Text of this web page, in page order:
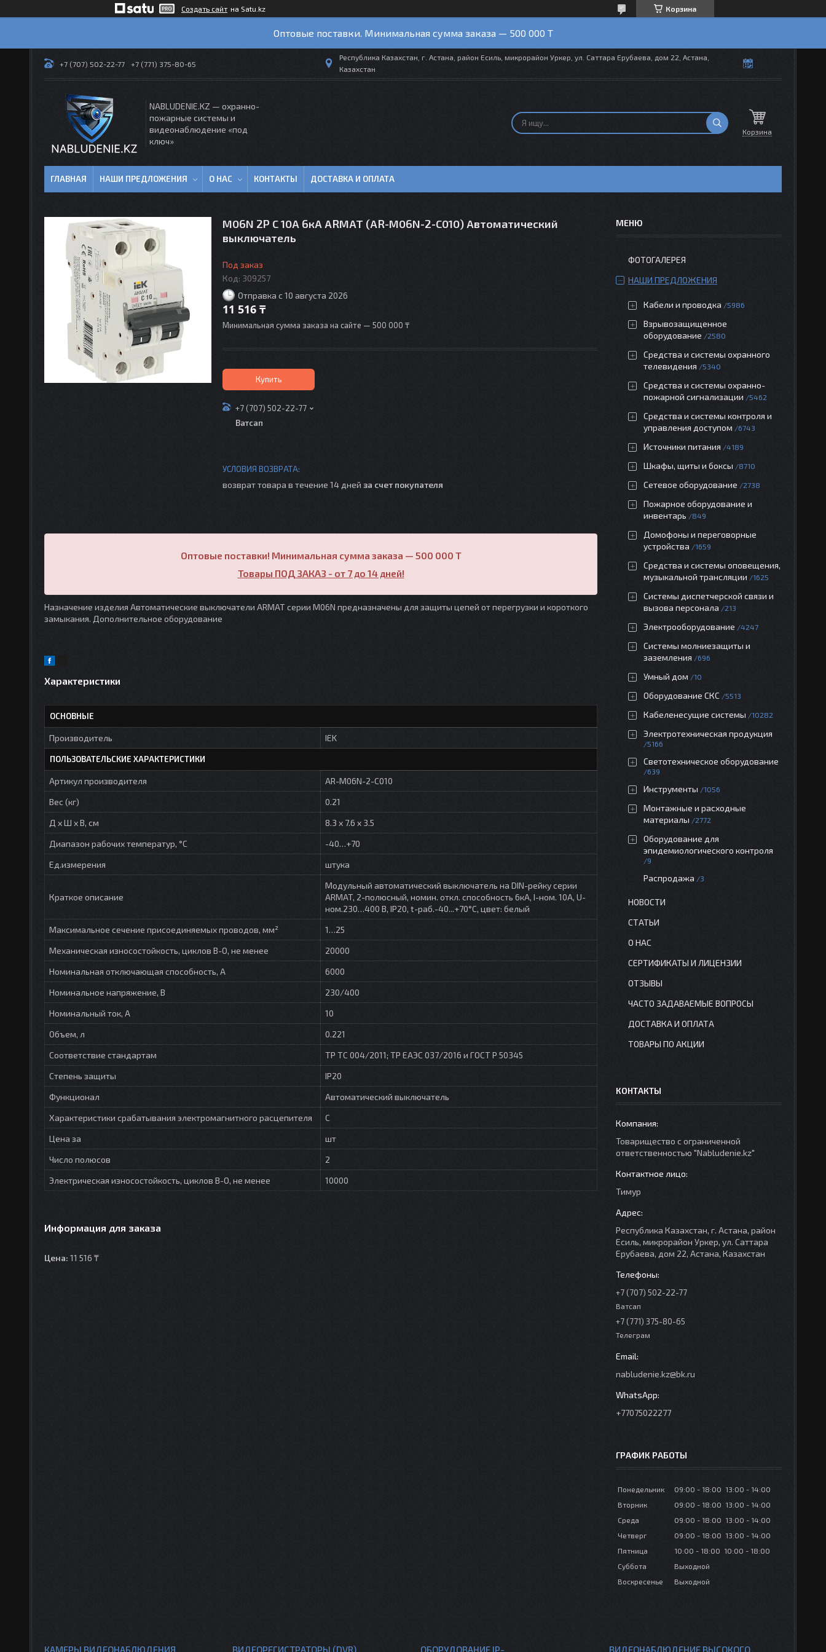
Создать сайт на Satu.kz Корзина
Оптовые поставки. Минимальная сумма заказа — 500 000 T
+7 (707) 502-22-77 +7 (771) 375-80-65
Республика Казахстан, г. Астана, район Есиль, микрорайон Уркер, ул. Саттара Ерубаева, дом 22, Астана,
Казахстан
NABLUDENIE.KZ — охранно-
пожарные системы и
видеонаблюдение «под
ключ»
Корзина
ГЛАВНАЯ НАШИ ПРЕДЛОЖЕНИЯ О НАС КОНТАКТЫ ДОСТАВКА И ОПЛАТА
M06N 2P C 10А 6кА ARMAT (AR-M06N-2-C010) Автоматический
выключатель
Под заказ
Код: 309257
Отправка с 10 августа 2026
11 516 ₸
Минимальная сумма заказа на сайте — 500 000 ₸
Купить
+7 (707) 502-22-77
Ватсап
возврат товара в течение 14 дней за счет покупателя
Оптовые поставки! Минимальная сумма заказа — 500 000 T
Товары ПОД ЗАКАЗ - от 7 до 14 дней!
Назначение изделия Автоматические выключатели ARMAT серии M06N предназначены для защиты цепей от перегрузки и короткого
замыкания. Дополнительное оборудование
Характеристики
ОСНОВНЫЕ
Производитель IEK
ПОЛЬЗОВАТЕЛЬСКИЕ ХАРАКТЕРИСТИКИ
Артикул производителя
AR-M06N-2-C010
Вес (кг)
0.21
Д х Ш х В, см
8.3 x 7.6 x 3.5
Диапазон рабочих температур, °С
-40…+70
Ед.измерения
штука
Краткое описание
Модульный автоматический выключатель на DIN-рейку серии
ARMAT, 2-полюсный, номин. откл. способность 6кА, I-ном. 10А, U-
ном.230…400 В, IP20, t-раб.-40...+70°C, цвет: белый
Максимальное сечение присоединяемых проводов, мм²
1…25
Механическая износостойкость, циклов В-О, не менее
20000
Номинальная отключающая способность, А
6000
Номинальное напряжение, В
230/400
Номинальный ток, А
10
Объем, л
0.221
Соответствие стандартам
ТР ТС 004/2011; ТР ЕАЭС 037/2016 и ГОСТ Р 50345
Степень защиты
IP20
Функционал
Автоматический выключатель
Характеристики срабатывания электромагнитного расцепителя
C
Цена за
шт
Число полюсов
2
Электрическая износостойкость, циклов В-О, не менее
10000
Информация для заказа
Цена: 11 516 ₸
ФОТОГАЛЕРЕЯ
НАШИ ПРЕДЛОЖЕНИЯ
Кабели и проводка 5986
Взрывозащищенное
оборудование
2580
Средства и системы охранного
телевидения
5340
Средства и системы охранно-
пожарной сигнализации
5462
Средства и системы контроля и
управления доступом
6743
Источники питания 4189
Шкафы, щиты и боксы 8710
Сетевое оборудование 2738
Пожарное оборудование и
инвентарь
849
Домофоны и переговорные
устройства
1659
Средства и системы оповещения,
музыкальной трансляции
1625
Системы диспетчерской связи и
вызова персонала
213
Электрооборудование 4247
Системы молниезащиты и
заземления
696
Умный дом 10
Оборудование СКС 5513
Кабеленесущие системы 10282
Электротехническая продукция
5166
Светотехническое оборудование
639
Инструменты 1056
Монтажные и расходные
материалы
2772
Оборудование для
эпидемиологического контроля
9
Распродажа 3
НОВОСТИ
СТАТЬИ
О НАС
СЕРТИФИКАТЫ И ЛИЦЕНЗИИ
ОТЗЫВЫ
ЧАСТО ЗАДАВАЕМЫЕ ВОПРОСЫ
ДОСТАВКА И ОПЛАТА
ТОВАРЫ ПО АКЦИИ
КОНТАКТЫ
Товарищество с ограниченной
ответственностью "Nabludenie.kz"
Тимур
Республика Казахстан, г. Астана, район
Есиль, микрорайон Уркер, ул. Саттара
Ерубаева, дом 22, Астана, Казахстан
+7 (707) 502-22-77
Ватсап
+7 (771) 375-80-65
Телеграм
nabludenie.kz@bk.ru
+77075022277
ГРАФИК РАБОТЫ
Понедельник 09:00 18:00 13:00
14:00
Вторник
09:00 18:00 13:00
14:00
Среда
09:00 18:00 13:00
14:00
Четверг
09:00 18:00 13:00
14:00
Пятница
10:00 18:00 10:00
18:00
Суббота
Выходной
Воскресенье
Выходной
КАМЕРЫ ВИДЕОНАБЛЮДЕНИЯ ВИДЕОРЕГИСТРАТОРЫ (DVR) ОБОРУДОВАНИЕ IP- ВИДЕОНАБЛЮДЕНИЕ ВЫСОКОГО